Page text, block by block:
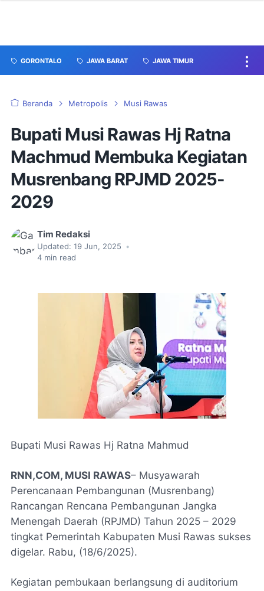
GORONTALO JAWA BARAT JAWA TIMUR
Beranda Metropolis Musi Rawas
Bupati Musi Rawas Hj Ratna
Machmud Membuka Kegiatan
Musrenbang RPJMD 2025-
2029
Tim Redaksi
Updated: 19 Jun, 2025
•
4 min read
Bupati Musi Rawas Hj Ratna Mahmud
RNN,COM, MUSI RAWAS– Musyawarah
Perencanaan Pembangunan (Musrenbang)
Rancangan Rencana Pembangunan Jangka
Menengah Daerah (RPJMD) Tahun 2025 – 2029
tingkat Pemerintah Kabupaten Musi Rawas sukses
digelar. Rabu, (18/6/2025).
Kegiatan pembukaan berlangsung di auditorium